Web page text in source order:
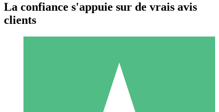
Packs de Crédits Individuels
La confiance s'appuie sur de vrais avis
clients